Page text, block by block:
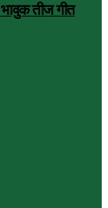
तीज गीत